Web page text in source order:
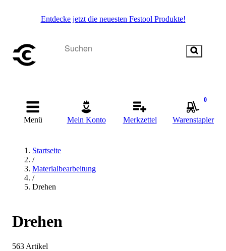
Entdecke jetzt die neuesten Festool Produkte!
Menü Mein Konto Merkzettel
0
Warenstapler
Startseite
/
Materialbearbeitung
/
Drehen
Drehen
563 Artikel